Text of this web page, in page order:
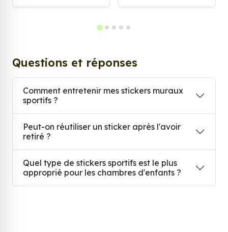
Questions et réponses
Comment entretenir mes stickers muraux
sportifs ?
Peut-on réutiliser un sticker après l'avoir
retiré ?
Quel type de stickers sportifs est le plus
approprié pour les chambres d'enfants ?